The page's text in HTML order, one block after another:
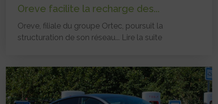
Oreve facilite la recharge des...
Oreve, filiale du groupe Ortec, poursuit la
structuration de son réseau... Lire la suite